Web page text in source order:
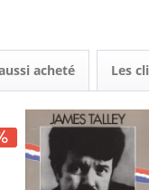
acheté Les